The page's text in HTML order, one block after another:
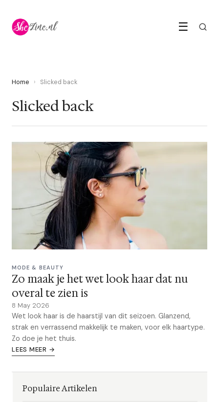
☰
Home › Slicked back
Slicked back
MODE & BEAUTY
Zo maak je het wet look haar dat nu
overal te zien is
8 May 2026
Wet look haar is de haarstijl van dit seizoen. Glanzend,
strak en verrassend makkelijk te maken, voor elk haartype.
Zo doe je het thuis.
LEES MEER →
Populaire Artikelen